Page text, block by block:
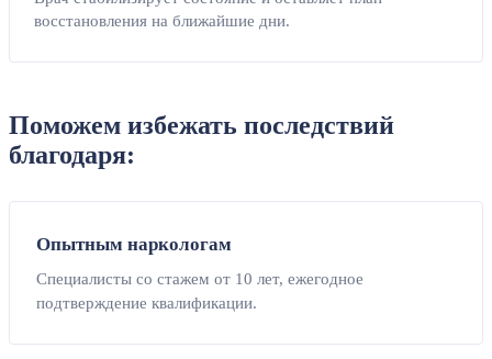
восстановления на ближайшие дни.
Поможем избежать последствий
благодаря:
Опытным наркологам
Специалисты со стажем от 10 лет, ежегодное
подтверждение квалификации.